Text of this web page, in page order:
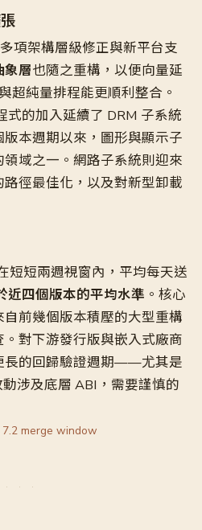
項架構層級修正與新平台支
層也隨之重構，以便向量延
超純量排程能更順利整合。
式的加入延續了 DRM 子系統
本週期以來，圖形與顯示子
域之一。網路子系統則迎來
徑最佳化，以及對新型卸載
短短兩週視窗內，平均每天送
近四個版本的平均水準 。核心
前幾個版本積壓的大型重構
對下游發行版與嵌入式廠商
長的回歸驗證週期——尤其是
動涉及底層 ABI，需要謹慎的
merge window